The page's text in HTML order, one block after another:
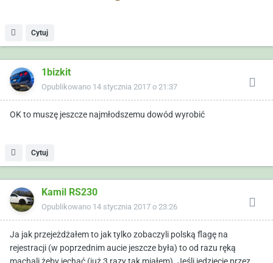
Cytuj
1bizkit
Opublikowano 14 stycznia 2017 o 21:37
OK to muszę jeszcze najmłodszemu dowód wyrobić
Cytuj
Kamil RS230
Opublikowano 14 stycznia 2017 o 23:26
Ja jak przejeżdżałem to jak tylko zobaczyli polską flagę na
rejestracji (w poprzednim aucie jeszcze była) to od razu ręką